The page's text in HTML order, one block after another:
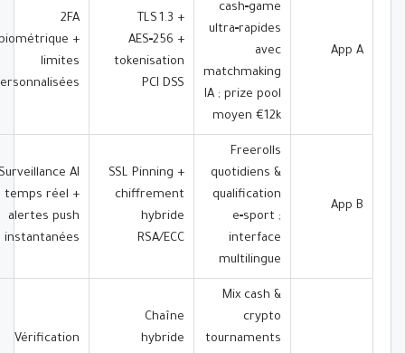
App A
cash‑game
ultra‑rapides
avec
matchmaking
IA ; prize pool
moyen €12k
TLS 1.3 +
AES‑256 +
tokenisation
PCI DSS
2FA
+
limites
App B
Freerolls
quotidiens &
qualification
e‑sport ;
interface
multilingue
SSL Pinning +
chiffrement
hybride
RSA/ECC
AI
temps réel +
alertes push
instantanées
Mix cash &
crypto
tournaments
Chaîne
hybride
Vérification